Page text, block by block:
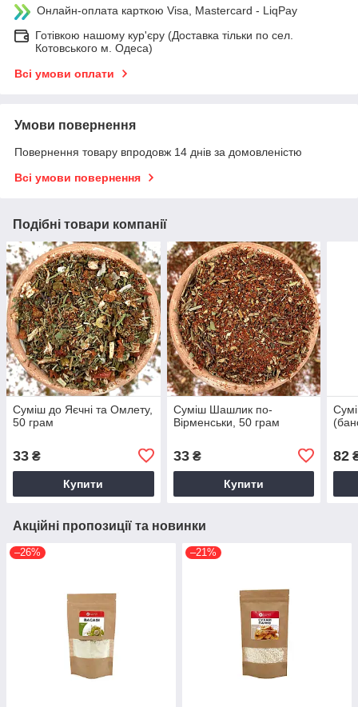
Онлайн-оплата карткою Visa, Mastercard - LiqPay
Готівкою нашому кур'єру (Доставка тільки по сел.
Котовського м. Одеса)
Всі умови оплати
Умови повернення
Повернення товару впродовж 14 днів за домовленістю
Всі умови повернення
Подібні товари компанії
Суміш до Яєчні та Омлету,
50 грам
33 ₴
Купити
Суміш Шашлик по-
Вірменськи, 50 грам
33₴
Купити
82
Акційні пропозиції та новинки
–26% –21%